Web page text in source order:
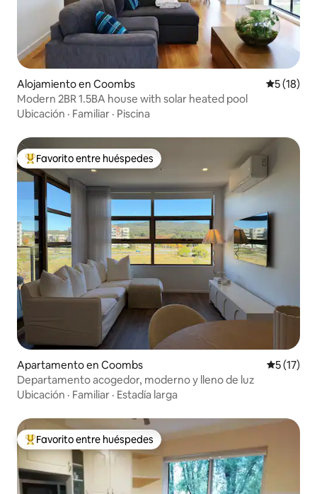
Alojamiento en Coombs
5 (18)
Modern 2BR 1.5BA house with solar heated pool
Ubicación · Familiar · Piscina
Favorito entre huéspedes preferido
Favorito entre huéspedes
Apartamento en Coombs
5 (17)
Departamento acogedor, moderno y lleno de luz
Ubicación · Familiar · Estadía larga
Favorito entre huéspedes preferido
Favorito entre huéspedes